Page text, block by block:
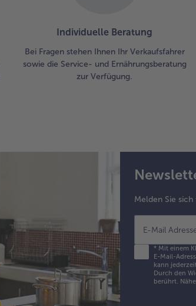
Individuelle Beratung
Bei Fragen stehen Ihnen Ihr Verkaufsfahrer
sowie die Service- und Ernährungsberatung
zur Verfügung.
Melden Sie
E-Mail
*Mit einem
E-Mail-
kann
Durch den
berührt.